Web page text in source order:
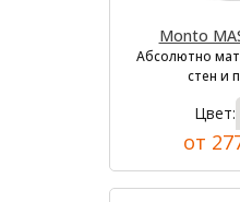
Monto
Абсолютно
стен и
Цвет:
от